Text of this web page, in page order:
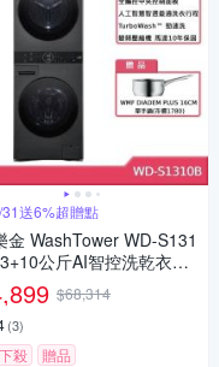
送6%超贈點
金 WashTower WD-S131
公斤AI智控洗乾衣機
黑(獨家送好禮)
$68,314
(3)
殺 贈品